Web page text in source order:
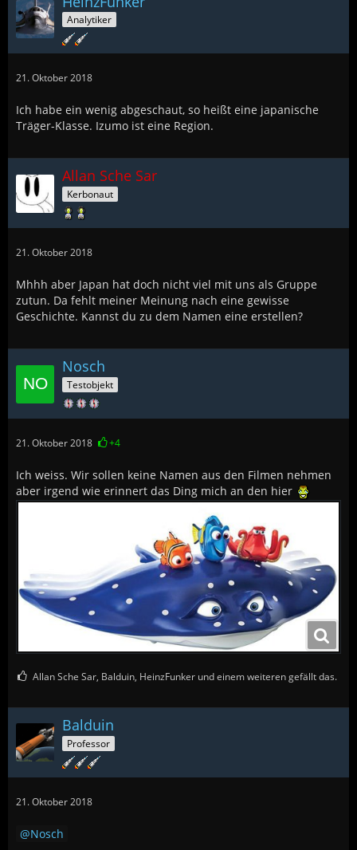
Analytiker
21. Oktober 2018
Ich habe ein wenig abgeschaut, so heißt eine japanische
Träger-Klasse. Izumo ist eine Region.
Allan Sche Sar
Kerbonaut
21. Oktober 2018
Mhhh aber Japan hat doch nicht viel mit uns als Gruppe
zutun. Da fehlt meiner Meinung nach eine gewisse
Geschichte. Kannst du zu dem Namen eine erstellen?
Nosch
Testobjekt
21. Oktober 2018 +4
Ich weiss. Wir sollen keine Namen aus den Filmen nehmen
aber irgend wie erinnert das Ding mich an den hier
Allan Sche Sar, Balduin, HeinzFunker und einem weiteren gefällt das.
Balduin
Professor
21. Oktober 2018
Nosch